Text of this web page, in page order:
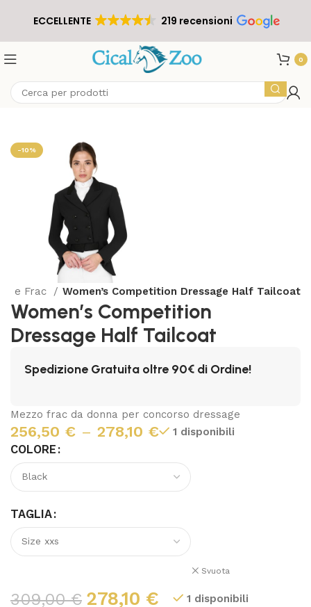
ECCELLENTE 219 recensioni
0
-10%
e Frac Women’s Competition Dressage Half Tailcoat
Women’s Competition
Dressage Half Tailcoat
Spedizione Gratuita oltre 90€ di Ordine!
Mezzo frac da donna per concorso dressage
256,50 € –278,10 € 1 disponibili
COLORE
TAGLIA
Svuota
309,00€ 278,10 € 1 disponibili